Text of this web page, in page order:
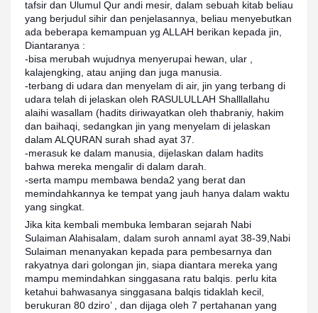
tafsir dan Ulumul Qur andi mesir, dalam sebuah kitab beliau
yang berjudul sihir dan penjelasannya, beliau menyebutkan
ada beberapa kemampuan yg ALLAH berikan kepada jin,
Diantaranya :
-bisa merubah wujudnya menyerupai hewan, ular ,
kalajengking, atau anjing dan juga manusia.
-terbang di udara dan menyelam di air, jin yang terbang di
udara telah di jelaskan oleh RASULULLAH Shalllallahu
alaihi wasallam (hadits diriwayatkan oleh thabraniy, hakim
dan baihaqi, sedangkan jin yang menyelam di jelaskan
dalam ALQURAN surah shad ayat 37.
-merasuk ke dalam manusia, dijelaskan dalam hadits
bahwa mereka mengalir di dalam darah.
-serta mampu membawa benda2 yang berat dan
memindahkannya ke tempat yang jauh hanya dalam waktu
yang singkat.
Jika kita kembali membuka lembaran sejarah Nabi
Sulaiman Alahisalam, dalam suroh annaml ayat 38-39,Nabi
Sulaiman menanyakan kepada para pembesarnya dan
rakyatnya dari golongan jin, siapa diantara mereka yang
mampu memindahkan singgasana ratu balqis. perlu kita
ketahui bahwasanya singgasana balqis tidaklah kecil,
berukuran 80 dziro’ , dan dijaga oleh 7 pertahanan yang